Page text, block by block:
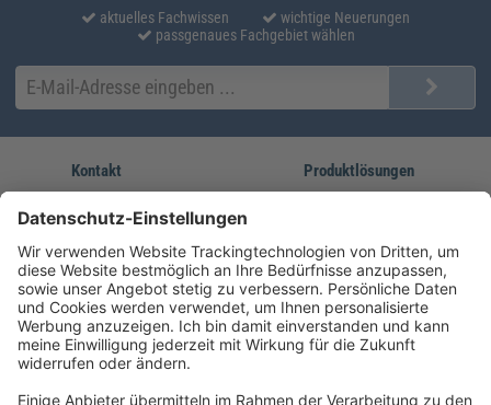
aktuelles Fachwissen
wichtige Neuerungen
passgenaues Fachgebiet wählen
Kontakt
service@forum-verlag.com
Mo-Do 07:30 - 17:00 Uhr
Fr 07:30 - 15:00 Uhr
Produktlösungen
Unsere Marken
Folgen Sie uns